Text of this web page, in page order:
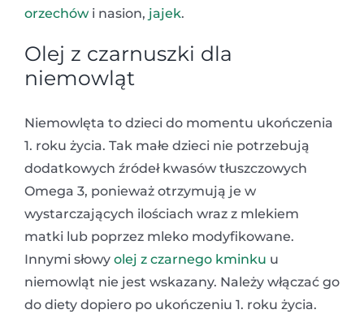
orzechów i nasion, jajek.
Olej z czarnuszki dla
niemowląt
Niemowlęta to dzieci do momentu ukończenia
1. roku życia. Tak małe dzieci nie potrzebują
dodatkowych źródeł kwasów tłuszczowych
Omega 3, ponieważ otrzymują je w
wystarczających ilościach wraz z mlekiem
matki lub poprzez mleko modyfikowane.
Innymi słowy olej z czarnego kminku u
niemowląt nie jest wskazany. Należy włączać go
do diety dopiero po ukończeniu 1. roku życia.